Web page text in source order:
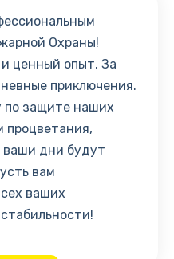
Охраны!
ценный опыт. За
приключения.
по защите наших
процветания,
ваши дни будут
вам
ваших